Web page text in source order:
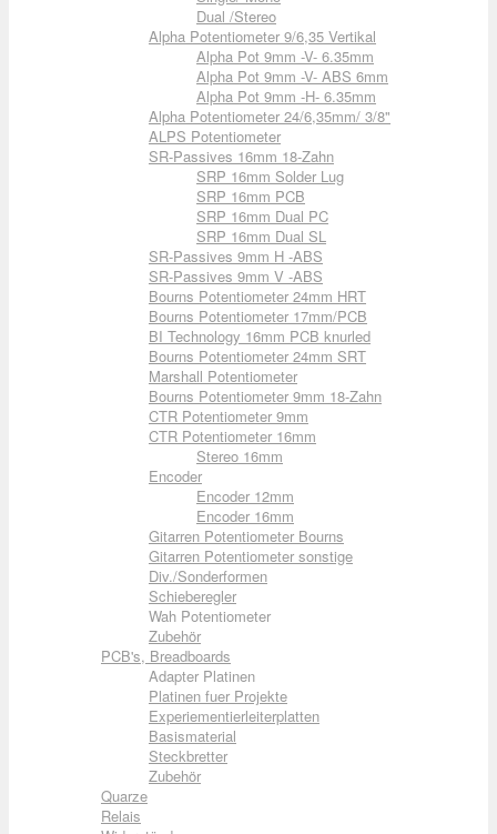
Dual /Stereo
Alpha Potentiometer 9/6,35 Vertikal
Alpha Pot 9mm -V- 6.35mm
Alpha Pot 9mm -V- ABS 6mm
Alpha Pot 9mm -H- 6.35mm
Alpha Potentiometer 24/6,35mm/ 3/8"
ALPS Potentiometer
SR-Passives 16mm 18-Zahn
SRP 16mm Solder Lug
SRP 16mm PCB
SRP 16mm Dual PC
SRP 16mm Dual SL
SR-Passives 9mm H -ABS
SR-Passives 9mm V -ABS
Bourns Potentiometer 24mm HRT
Bourns Potentiometer 17mm/PCB
BI Technology 16mm PCB knurled
Bourns Potentiometer 24mm SRT
Marshall Potentiometer
Bourns Potentiometer 9mm 18-Zahn
CTR Potentiometer 9mm
CTR Potentiometer 16mm
Stereo 16mm
Encoder
Encoder 12mm
Encoder 16mm
Gitarren Potentiometer Bourns
Gitarren Potentiometer sonstige
Div./Sonderformen
Schieberegler
Wah Potentiometer
Zubehör
PCB's, Breadboards
Adapter Platinen
Platinen fuer Projekte
Experiementierleiterplatten
Basismaterial
Steckbretter
Zubehör
Quarze
Relais